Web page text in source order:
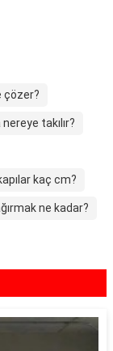
çözer?
takılır?
kaç cm?
ne kadar?